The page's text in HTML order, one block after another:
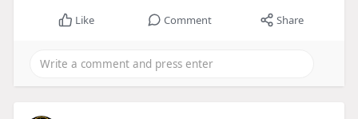
Like Comment Share